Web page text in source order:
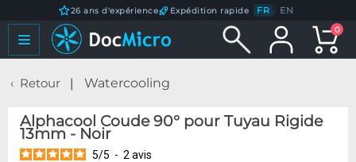
26 ans d'expérience Expédition rapide FR / EN
0
Retour Watercooling
Alphacool Coude 90° pour Tuyau Rigide
13mm - Noir
5/5 - 2 avis